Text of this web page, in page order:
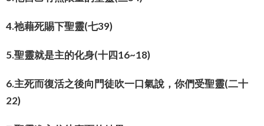
4.祂藉死賜下聖靈(七39)
5.聖靈就是主的化身(十四16~18)
6.主死而復活之後向門徒吹一口氣說，你們受聖靈(二十
22)